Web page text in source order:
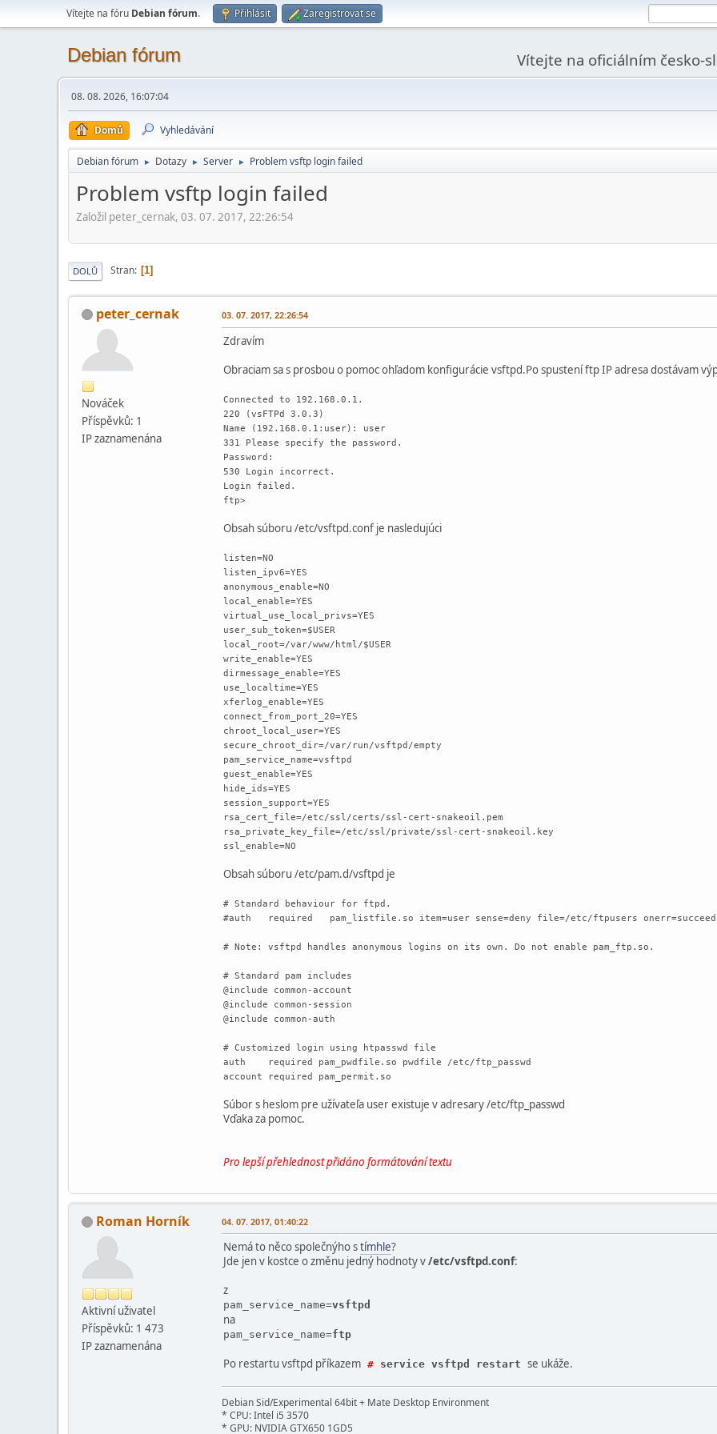
Vítejte na fóru Debian fórum. Přihlásit Zaregistrovat se
Debian fórum Vítejte na oficiálním česko-
08. 08. 2026, 16:07:04
Domů Vyhledávání
Debian fórum ► Dotazy ► Server ► Problem vsftp login failed
Problem vsftp login failed
Založil peter_cernak, 03. 07. 2017, 22:26:54
DOLŮ Stran 1
peter_cernak
Nováček
Příspěvků: 1
IP zaznamenána
03. 07. 2017, 22:26:54
Zdravím
Obraciam sa s prosbou o pomoc ohľadom konfigurácie vsftpd.Po spustení ftp IP adresa dostávam
Connected to 192.168.0.1.
220 (vsFTPd 3.0.3)
Name (192.168.0.1:user): user
331 Please specify the password.
Password:
530 Login incorrect.
Login failed.
ftp>
Obsah súboru /etc/vsftpd.conf je nasledujúci
listen=NO
listen_ipv6=YES
anonymous_enable=NO
local_enable=YES
virtual_use_local_privs=YES
user_sub_token=$USER
local_root=/var/www/html/$USER
write_enable=YES
dirmessage_enable=YES
use_localtime=YES
xferlog_enable=YES
connect_from_port_20=YES
chroot_local_user=YES
secure_chroot_dir=/var/run/vsftpd/empty
pam_service_name=vsftpd
guest_enable=YES
hide_ids=YES
session_support=YES
rsa_cert_file=/etc/ssl/certs/ssl-cert-snakeoil.pem
rsa_private_key_file=/etc/ssl/private/ssl-cert-snakeoil.key
ssl_enable=NO
Obsah súboru /etc/pam.d/vsftpd je
# Standard behaviour for ftpd.
#auth required pam_listfile.so item=user sense=deny file=/etc/ftpusers onerr=succeed
# Note: vsftpd handles anonymous logins on its own. Do not enable pam_ftp.so.
# Standard pam includes
@include common-account
@include common-session
@include common-auth
# Customized login using htpasswd file
auth required pam_pwdfile.so pwdfile /etc/ftp_passwd
account required pam_permit.so
Súbor s heslom pre užívateľa user existuje v adresary /etc/ftp_passwd
Vďaka za pomoc.
Pro lepší přehlednost přidáno formátování textu
Roman Horník
Aktivní­ uživatel
Příspěvků: 1 473
IP zaznamenána
04. 07. 2017, 01:40:22
Nemá to něco společnýho stímhle?
Jde jen v kostce o změnu jedný hodnoty v/etc/vsftpd.conf:
z
pam_service_name=vsftpd
na
pam_service_name=ftp
Po restartu vsftpd příkazem # service vsftpd restart se ukáže.
Debian Sid/Experimental 64bit + Mate Desktop Environment
* CPU: Intel i5 3570
* GPU: NVIDIA GTX650 1GD5